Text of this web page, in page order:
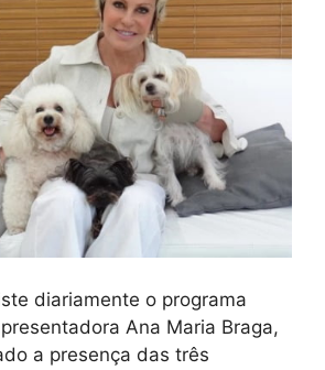
diariamente o programa
Ana Maria Braga,
a presença das três